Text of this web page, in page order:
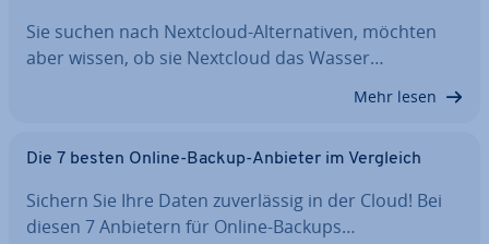
Sie suchen nach Nextcloud-Al­ter­na­ti­ven, möchten
aber wissen, ob sie Nextcloud das Wasser…
Mehr lesen
Die 7 besten Online-Backup-Anbieter im Vergleich
Sichern Sie Ihre Daten zu­ver­läs­sig in der Cloud! Bei
diesen 7 Anbietern für Online-Backups…